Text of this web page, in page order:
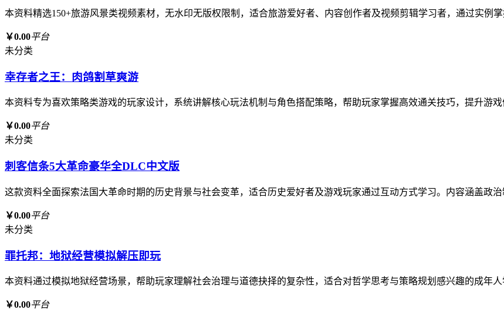
本资料精选150+旅游风景类视频素材，无水印无版权限制，适合旅游爱好者、内容创作者及视频剪辑学习者，通过实例
￥0.00平台
未分类
幸存者之王：肉鸽割草爽游
本资料专为喜欢策略类游戏的玩家设计，系统讲解核心玩法机制与角色搭配策略，帮助玩家掌握高效通关技巧，提升游
￥0.00平台
未分类
刺客信条5大革命豪华全DLC中文版
这款资料全面探索法国大革命时期的历史背景与社会变革，适合历史爱好者及游戏玩家通过互动方式学习。内容涵盖政
￥0.00平台
未分类
罪托邦：地狱经营模拟解压即玩
本资料通过模拟地狱经营场景，帮助玩家理解社会治理与道德抉择的复杂性，适合对哲学思考与策略规划感兴趣的成年
￥0.00平台